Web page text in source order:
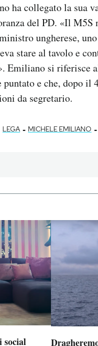
ha collegato la sua
del PD. «Il M5S
ungherese,
stare al tavolo e
Emiliano si riferisce
puntato e che, dopo il
da segretario.
LEGA - MICHELE EMILIANO -
social